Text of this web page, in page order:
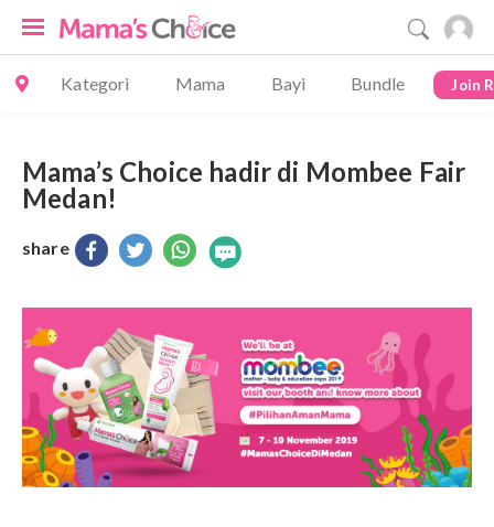
Kategori Mama Bayi Bundle Join
Mama’s Choice hadir di Mombee Fair
Medan!
share